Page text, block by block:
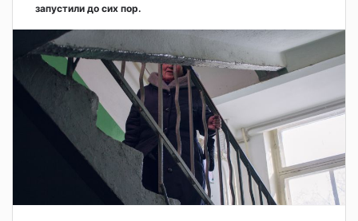
запустили до сих пор.